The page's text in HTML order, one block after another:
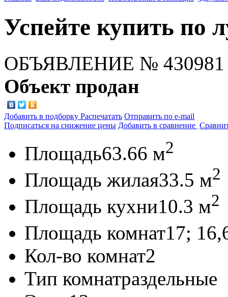
Успейте купить по
ОБЪЯВЛЕНИЕ № 430981
Объект продан
Добавить в подборку Распечатать Отправить по e-mail
Подписаться на снижение цены Добавить в сравнение
Площадь63.66 м2
Площадь жилая33.5 м2
Площадь кухни10.3 м2
Площадь комнат17;
Кол-во комнат2
Тип комнатраздельные